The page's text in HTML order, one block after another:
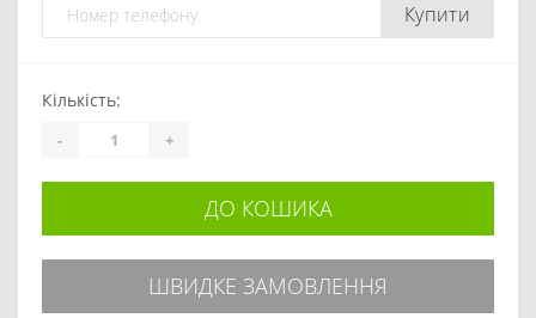
Купити
Кількість:
- +
ДО КОШИКА
ШВИДКЕ ЗАМОВЛЕННЯ